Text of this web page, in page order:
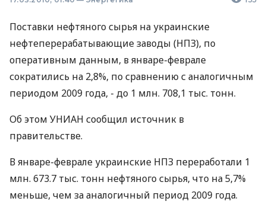
Поставки нефтяного сырья на украинские
нефтеперерабатывающие заводы (НПЗ), по
оперативным данным, в январе-феврале
сократились на 2,8%, по сравнению с аналогичным
периодом 2009 года, - до 1 млн. 708,1 тыс. тонн.
Об этом УНИАН сообщил источник в
правительстве.
В январе-феврале украинские НПЗ переработали 1
млн. 673.7 тыс. тонн нефтяного сырья, что на 5,7%
меньше, чем за аналогичный период 2009 года.